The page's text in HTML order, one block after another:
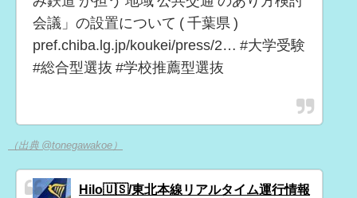
会議」の設置について ( 千葉県 )
pref.chiba.lg.jp/koukei/press/2… #大学受験
#総合型選抜 #学校推薦型選抜
（出典 @tonegawakoe）
Hilo🇺🇸/東北本線リアルタイム運行情報